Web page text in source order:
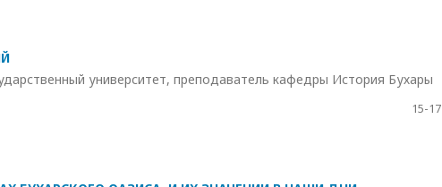
университет, преподаватель кафедры История Бухары
15-17